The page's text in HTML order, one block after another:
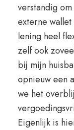
verstandig
externe
lening heel
zelf ook
bij mijn
opnieuw een
we het
Eigenlijk is